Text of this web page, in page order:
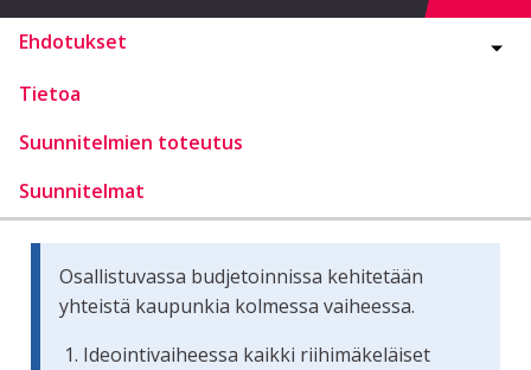
Ehdotukset
Tietoa
Suunnitelmien toteutus
Suunnitelmat
Osallistuvassa budjetoinnissa kehitetään
yhteistä kaupunkia kolmessa vaiheessa.
Ideointivaiheessa kaikki riihimäkeläiset